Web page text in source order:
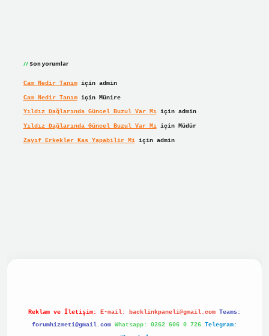
Son yorumlar
Cam Nedir Tanımiçin admin
Cam Nedir Tanımiçin Münire
Yıldız Dağlarında Güncel Buzul Var Mıiçin admin
Yıldız Dağlarında Güncel Buzul Var Mıiçin Müdür
Zayıf Erkekler Kas Yapabilir Miiçin admin
Reklam ve İletişim: E-mail: backlinkpaneli@gmail.com Teams:
forumhizmeti@gmail.com Whatsapp: 0262 606 0 726 Telegram: